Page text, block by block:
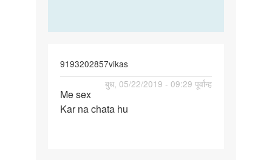
यादव
9193202857vikas
बुध, 05/22/2019 - 09:29 पूर्वान्ह
Me
sex
Me sex
Kar na chata hu